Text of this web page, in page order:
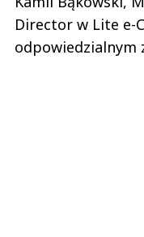
Director w Lite e-
odpowiedzialnym